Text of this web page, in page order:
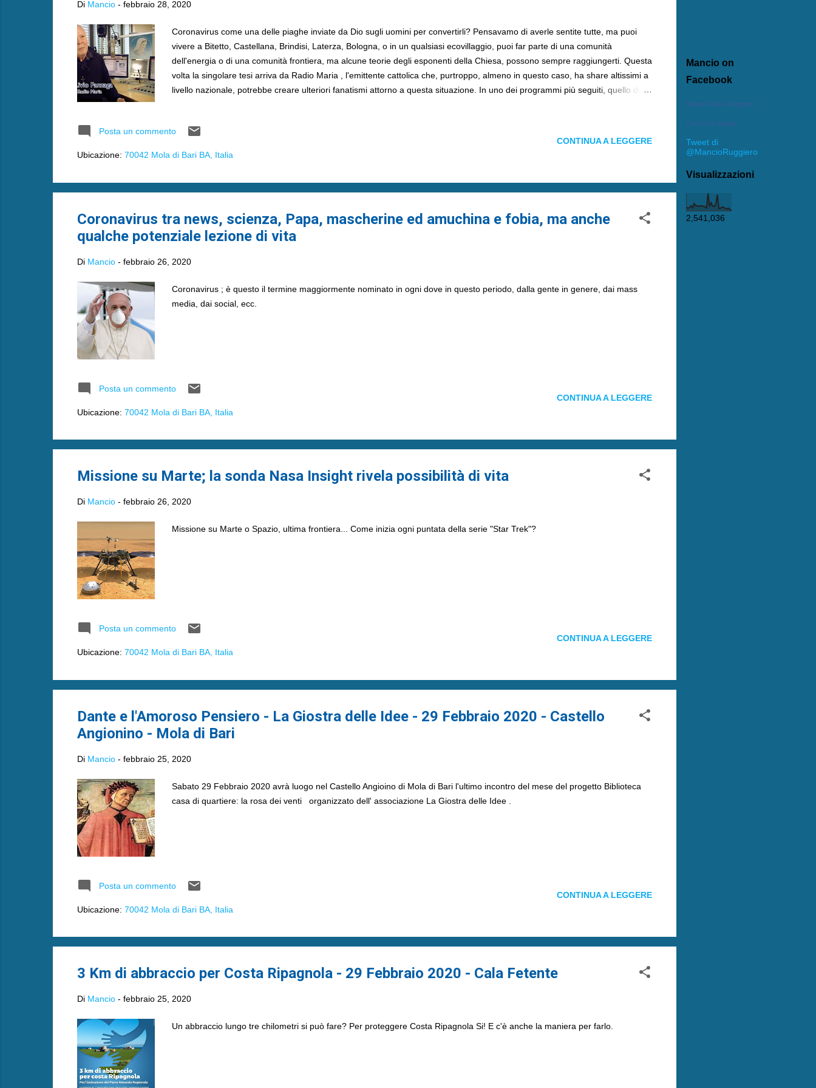
Mancio on
Facebook
Mancio Mario Ruggiero
Crea il tuo badge
Tweet di
@MancioRuggiero
Visualizzazioni
2,541,036
Di Mancio - febbraio 28, 2020
Coronavirus come una delle piaghe inviate da Dio sugli uomini per convertirli? Pensavamo di averle sentite tutte, ma puoi
vivere a Bitetto, Castellana, Brindisi, Laterza, Bologna, o in un qualsiasi ecovillaggio, puoi far parte di una comunità
dell'energia o di una comunità frontiera, ma alcune teorie degli esponenti della Chiesa, possono sempre raggiungerti. Questa
volta la singolare tesi arriva da Radio Maria , l'emittente cattolica che, purtroppo, almeno in questo caso, ha share altissimi a
livello nazionale, potrebbe creare ulteriori fanatismi attorno a questa situazione. In uno dei programmi più seguiti, quello delle
perchè è arrivato in un momento propizio, basta ascoltare il messaggio della Madonna di Medj...
Posta un commento
Ubicazione: 70042 Mola di Bari BA, Italia
CONTINUA A LEGGERE
Coronavirus tra news, scienza, Papa, mascherine ed amuchina e fobia, ma anche
qualche potenziale lezione di vita
Di Mancio - febbraio 26, 2020
Coronavirus ; è questo il termine maggiormente nominato in ogni dove in questo periodo, dalla gente in genere, dai mass
media, dai social, ecc.
Posta un commento
Ubicazione: 70042 Mola di Bari BA, Italia
CONTINUA A LEGGERE
Missione su Marte; la sonda Nasa Insight rivela possibilità di vita
Di Mancio - febbraio 26, 2020
Missione su Marte o Spazio, ultima frontiera... Come inizia ogni puntata della serie "Star Trek"?
Posta un commento
Ubicazione: 70042 Mola di Bari BA, Italia
CONTINUA A LEGGERE
Dante e l'Amoroso Pensiero - La Giostra delle Idee - 29 Febbraio 2020 - Castello
Angionino - Mola di Bari
Di Mancio - febbraio 25, 2020
Sabato 29 Febbraio 2020 avrà luogo nel Castello Angioino di Mola di Bari l'ultimo incontro del mese del progetto Biblioteca
casa di quartiere: la rosa dei venti organizzato dell' associazione La Giostra delle Idee .
Posta un commento
Ubicazione: 70042 Mola di Bari BA, Italia
CONTINUA A LEGGERE
3 Km di abbraccio per Costa Ripagnola - 29 Febbraio 2020 - Cala Fetente
Di Mancio - febbraio 25, 2020
Un abbraccio lungo tre chilometri si può fare? Per proteggere Costa Ripagnola Si! E c'è anche la maniera per farlo.